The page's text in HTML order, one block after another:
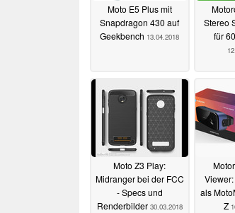
Moto E5 Plus mit
Snapdragon 430 auf
Geekbench 13.04.2018
Stereo
für
Moto Z3 Play:
Midranger bei der FCC
- Specs und
Renderbilder 30.03.2018
als
Z